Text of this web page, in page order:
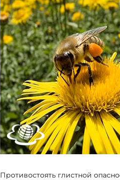
Противостоять глистной